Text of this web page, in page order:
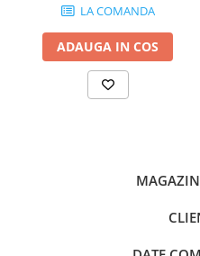
LA COMANDA
ADAUGA IN COS